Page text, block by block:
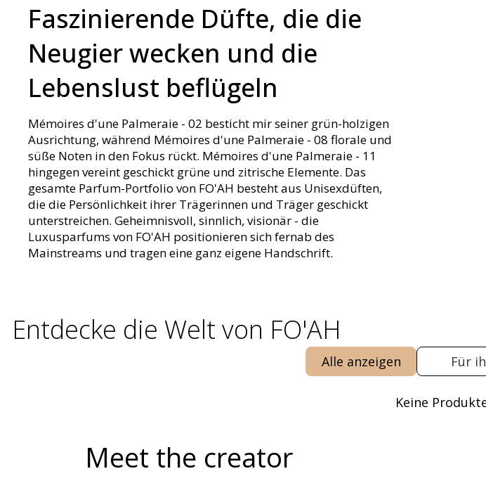
Faszinierende Düfte, die die
Neugier wecken und die
Lebenslust beflügeln
Mémoires d'une Palmeraie - 02 besticht mir seiner grün-holzigen
Ausrichtung, während Mémoires d'une Palmeraie - 08 florale und
süße Noten in den Fokus rückt. Mémoires d'une Palmeraie - 11
hingegen vereint geschickt grüne und zitrische Elemente. Das
gesamte Parfum-Portfolio von FO'AH besteht aus Unisexdüften,
die die Persönlichkeit ihrer Trägerinnen und Träger geschickt
unterstreichen. Geheimnisvoll, sinnlich, visionär - die
Luxusparfums von FO'AH positionieren sich fernab des
Mainstreams und tragen eine ganz eigene Handschrift.
Entdecke die Welt von FO'AH
Alle anzeigen Für
Keine
Meet the creator